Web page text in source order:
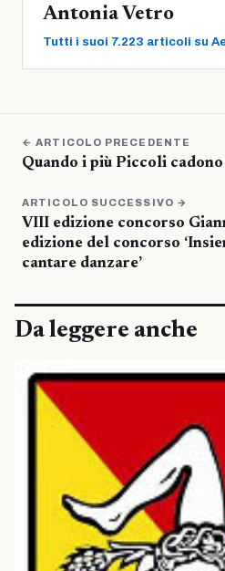
Antonia Vetro
Tutti i suoi 7.223 articoli su
← ARTICOLO PRECEDENTE
Quando i più Piccoli
ARTICOLO SUCCESSIVO →
VIII edizione concorso
edizione del concorso
cantare danzare’
Da leggere anche